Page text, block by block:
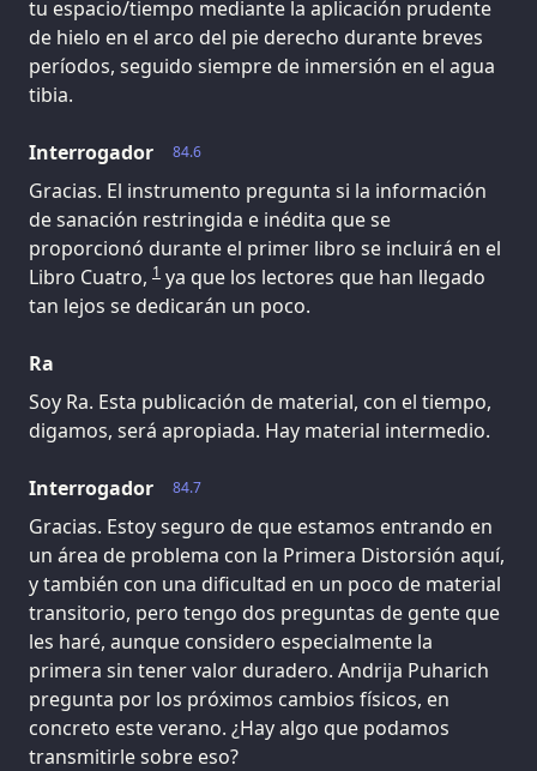
tu espacio/tiempo mediante la aplicación prudente
de hielo en el arco del pie derecho durante breves
períodos, seguido siempre de inmersión en el agua
tibia.
84.6
Interrogador
Gracias. El instrumento pregunta si la información
de sanación restringida e inédita que se
proporcionó durante el primer libro se incluirá en el
Libro Cuatro, 1 ya que los lectores que han llegado
tan lejos se dedicarán un poco.
Ra
Soy Ra. Esta publicación de material, con el tiempo,
digamos, será apropiada. Hay material intermedio.
84.7
Interrogador
Gracias. Estoy seguro de que estamos entrando en
un área de problema con la Primera Distorsión aquí,
y también con una dificultad en un poco de material
transitorio, pero tengo dos preguntas de gente que
les haré, aunque considero especialmente la
primera sin tener valor duradero. Andrija Puharich
pregunta por los próximos cambios físicos, en
concreto este verano. ¿Hay algo que podamos
transmitirle sobre eso?